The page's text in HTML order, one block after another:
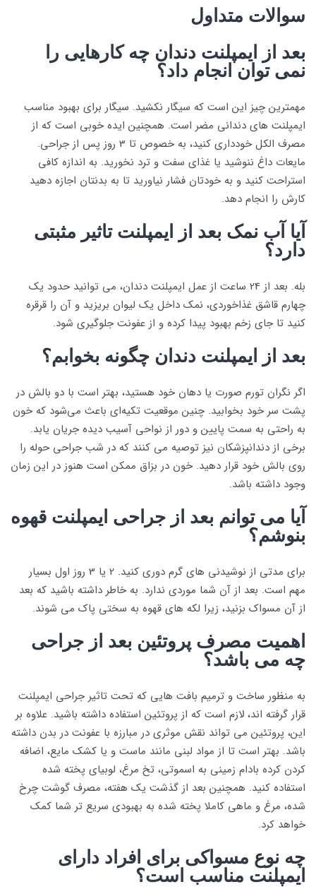
سوالات متداول
بعد از ایمپلنت دندان چه کارهایی را
نمی توان انجام داد؟
مهمترین چیز این است که سیگار نکشید. سیگار برای بهبود مناسب
ایمپلنت های دندانی مضر است. همچنین ایده خوبی است که از
مصرف الکل خودداری کنید، به خصوص تا 3 روز پس از جراحی.
مایعات داغ ننوشید یا غذای سفت و ترد نخورید. به اندازه کافی
استراحت کنید و به خودتان فشار نیاورید تا به بدنتان اجازه دهید
کارش را انجام دهد.
آیا آب نمک بعد از ایمپلنت تاثیر مثبتی
دارد؟
بله. بعد از 24 ساعت از عمل ایمپلنت دندان، می توانید حدود یک
چهارم قاشق غذاخوردی، نمک داخل یک لیوان بریزید و آن را قرقره
کنید تا جای زخم بهبود پیدا کرده و از عفونت جلوگیری شود.
بعد از ایمپلنت دندان چگونه بخوابم؟
اگر نگران تورم صورت یا دهان خود هستید، بهتر است با دو بالش در
پشت سر خود بخوابید. چنین موقعیت تکیه‌ای باعث می‌شود که خون
به راحتی به سمت پایین و دور از نواحی آسیب دیده جریان یابد.
برخی از دندانپزشکان نیز توصیه می کنند که در شب جراحی حوله را
روی بالش خود قرار دهید. خون در بزاق ممکن است هنوز در این زمان
وجود داشته باشد.
آیا می توانم بعد از جراحی ایمپلنت قهوه
بنوشم؟
برای مدتی از نوشیدنی های گرم دوری کنید. 2 یا 3 روز اول بسیار
مهم است. بعد از آن شما موردی ندارد. به خاطر داشته باشید که بعد
از آن مسواک بزنید، زیرا لکه های قهوه به سختی پاک می شوند.​
اهمیت مصرف پروتئین بعد از جراحی
چه می باشد؟
به منظور ساخت و ترمیم بافت هایی که تحت تاثیر جراحی ایمپلنت
قرار گرفته اند، لازم است که از پروتئین استفاده داشته باشید. علاوه بر
این، پروتئین می تواند نقش موثری در مبارزه با عفونت در بدن داشته
باشد. بهتر است تا از مواد لبنی مانند ماست و یا کشک مایع، اضافه
کردن کرده بادام زمینی به اسموتی، تخ مرغ، لوبیای پخته شده
استفاده کنید. همچنین بعد از گذشت یک هفته، مصرف گوشت چرخ
شده، مرغ و ماهی کاملا پخته شده به بهبودی سریع تر شما کمک
خواهد کرد.
چه نوع مسواکی برای افراد دارای
ایمپلنت مناسب است؟